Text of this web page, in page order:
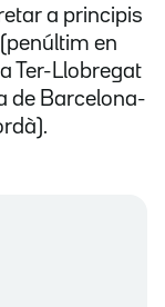
a principis
(penúltim en
Ter-Llobregat
de Barcelona-